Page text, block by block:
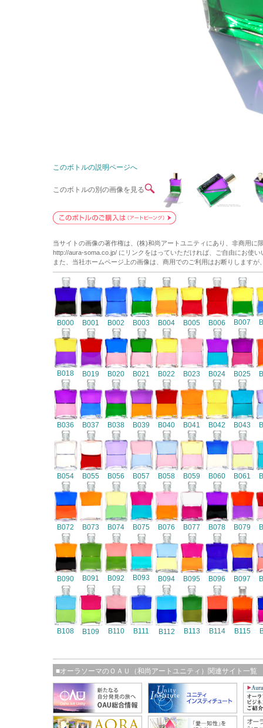
このボトルの説明ページへ
このボトルの別の画像を見る
当サイトの画像の著作権は、(株)和尚アートユニティにあり、非商用
http://aura-soma.co.jp/ にリンクをはっていただければ、ご自由にお使い
また、当社ホームページ上の画像は、商用でのご利用はお断りします
B000 B001 B002 B003 B004 B005 B006 B007
B018 B019 B020 B021 B022 B023 B024 B025
B036 B037 B038 B039 B040 B041 B042 B043
B054 B055 B056 B057 B058 B059 B060 B061
B072 B073 B074 B075 B076 B077 B078 B079
B090 B091 B092 B093 B094 B095 B096 B097
B108 B109 B110 B111 B112 B113 B114 B115
■オーラソーマのＯＡＵ（和尚アートユニティ）関連サイト一覧